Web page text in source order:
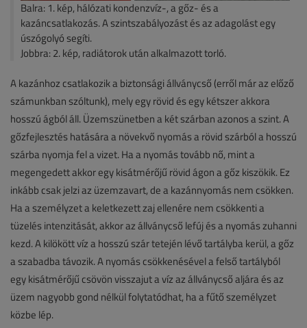
Balra: 1. kép, hálózati kondenzvíz-, a gőz- és a
kazáncsatlakozás. A szintszabályozást és az adagolást egy
úszógolyó segíti.
Jobbra: 2. kép, radiátorok után alkalmazott torló.
A kazánhoz csatlakozik a biztonsági állványcső (erről már az előző
számunkban szóltunk), mely egy rövid és egy kétszer akkora
hosszú ágból áll. Üzemszünetben a két szárban azonos a szint. A
gőzfejlesztés hatására a növekvő nyomás a rövid szárból a hosszú
szárba nyomja fel a vizet. Ha a nyomás tovább nő, mint a
megengedett akkor egy kisátmérőjű rövid ágon a gőz kiszökik. Ez
inkább csak jelzi az üzemzavart, de a kazánnyomás nem csökken.
Ha a személyzet a keletkezett zaj ellenére nem csökkenti a
tüzelés intenzitását, akkor az állványcső lefúj és a nyomás zuhanni
kezd. A kilökött víz a hosszú szár tetején lévő tartályba kerül, a gőz
a szabadba távozik. A nyomás csökkenésével a felső tartályból
egy kisátmérőjű csövön visszajut a víz az állványcső aljára és az
üzem nagyobb gond nélkül folytatódhat, ha a fűtő személyzet
közbe lép.